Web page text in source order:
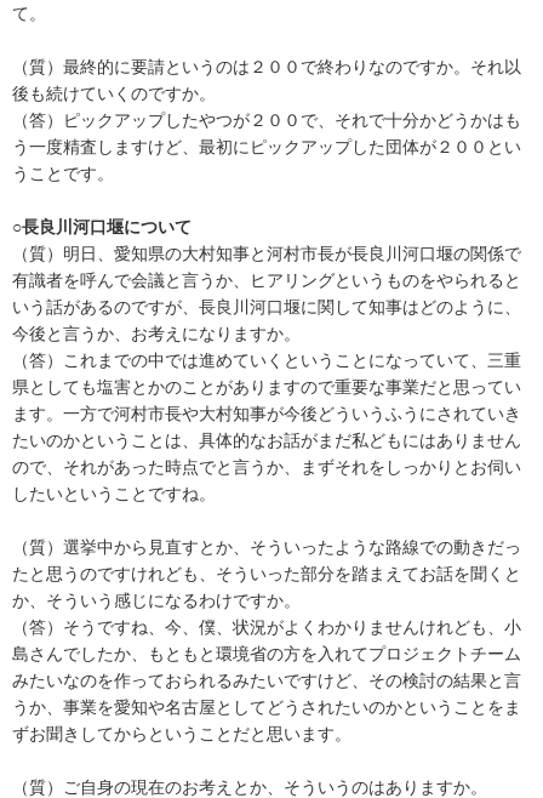
て。
（質）最終的に要請というのは２００で終わりなのですか。それ以
後も続けていくのですか。
（答）ピックアップしたやつが２００で、それで十分かどうかはも
う一度精査しますけど、最初にピックアップした団体が２００とい
うことです。
○長良川河口堰について
（質）明日、愛知県の大村知事と河村市長が長良川河口堰の関係で
有識者を呼んで会議と言うか、ヒアリングというものをやられると
いう話があるのですが、長良川河口堰に関して知事はどのように、
今後と言うか、お考えになりますか。
（答）これまでの中では進めていくということになっていて、三重
県としても塩害とかのことがありますので重要な事業だと思ってい
ます。一方で河村市長や大村知事が今後どういうふうにされていき
たいのかということは、具体的なお話がまだ私どもにはありません
ので、それがあった時点でと言うか、まずそれをしっかりとお伺い
したいということですね。
（質）選挙中から見直すとか、そういったような路線での動きだっ
たと思うのですけれども、そういった部分を踏まえてお話を聞くと
か、そういう感じになるわけですか。
（答）そうですね、今、僕、状況がよくわかりませんけれども、小
島さんでしたか、もともと環境省の方を入れてプロジェクトチーム
みたいなのを作っておられるみたいですけど、その検討の結果と言
うか、事業を愛知や名古屋としてどうされたいのかということをま
ずお聞きしてからということだと思います。
（質）ご自身の現在のお考えとか、そういうのはありますか。